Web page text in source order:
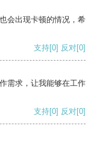
会出现卡顿的情况，希
支持[0] 反对[0]
需求，让我能够在工作
支持[0] 反对[0]